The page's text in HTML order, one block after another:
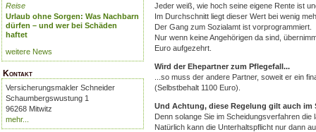
Reise
Urlaub ohne Sorgen: Was Nachbarn
dürfen – und wer bei Schäden
haftet
weitere News
Kontakt
Versicherungsmakler Schneider
Schaumbergswustung 1
96268 Mitwitz
mehr...
Jeder weiß, wie hoch seine eigene Rente ist
Im Durchschnitt liegt dieser Wert bei wenig
Der Gang zum Sozialamt ist vorprogrammiert.
Nur wenn keine Angehörigen da sind,
Euro aufgezehrt.
Wird der Ehepartner zum Pflegefall...
...so muss der andere Partner, soweit er ein
(Selbstbehalt 1100 Euro).
Und Achtung, diese Regelung gilt auch im
Denn solange Sie im Scheidungsverfahren
Natürlich kann die Unterhaltspflicht nur dann